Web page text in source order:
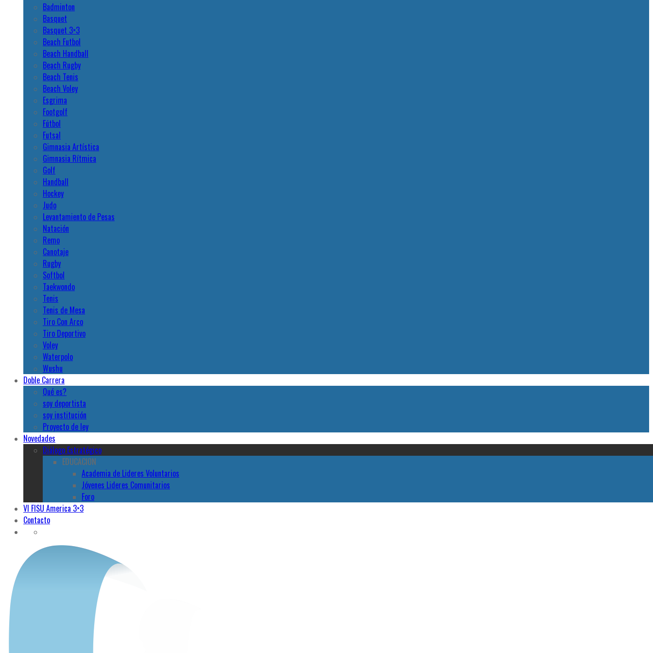
Badminton
Basquet
Basquet 3×3
Beach Futbol
Beach Handball
Beach Rugby
Beach Tenis
Beach Voley
Esgrima
Footgolf
Fútbol
Futsal
Gimnasia Artística
Gimnasia Rítmica
Golf
Handball
Hockey
Judo
Levantamiento de Pesas
Natación
Remo
Canotaje
Rugby
Softbol
Taekwondo
Tenis
Tenis de Mesa
Tiro Con Arco
Tiro Deportivo
Voley
Waterpolo
Wushu
Doble Carrera
Qué es?
soy deportista
soy institución
Proyecto de ley
Novedades
Diálogo Estratégico
EDUCACION
Academia de Lideres Voluntarios
Jóvenes Lideres Comunitarios
Foro
VI FISU America 3×3
Contacto